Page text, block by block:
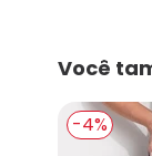
Você
-4%